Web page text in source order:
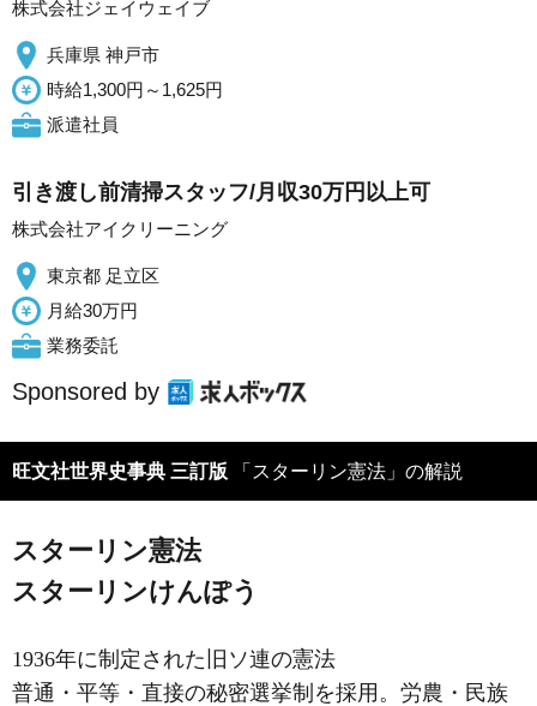
株式会社ジェイウェイブ
兵庫県 神戸市
時給1,300円～1,625円
派遣社員
引き渡し前清掃スタッフ/月収30万円以上可
株式会社アイクリーニング
東京都 足立区
月給30万円
業務委託
Sponsored by
旺文社世界史事典 三訂版 「スターリン憲法」の解説
スターリン憲法
スターリンけんぽう
1936年に制定された旧ソ連の憲法
普通・平等・直接の秘密選挙制を採用。労農・民族